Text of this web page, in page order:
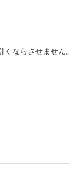
ならさせません。